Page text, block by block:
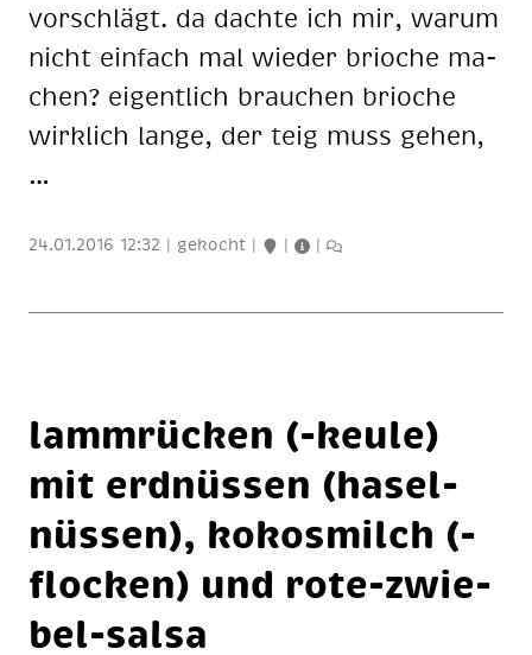
vor­schlägt. da dach­te ich mir, war­um
nicht ein­fach mal wie­der brio­che ma­
chen? ei­gent­lich brau­chen brio­che
wirk­lich lan­ge, der teig muss ge­hen,
…
24.01.2016 12:32 | gekocht | | |
lamm­rü­cken (-keu­le)
mit erd­nüs­sen (ha­sel­
nüs­sen), ko­kos­milch (-
flo­cken) und ro­te-zwie­
bel-sal­sa